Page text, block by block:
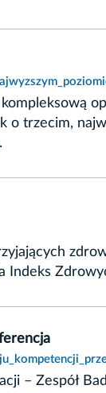
o trzecim,
Indeks
– Zespół